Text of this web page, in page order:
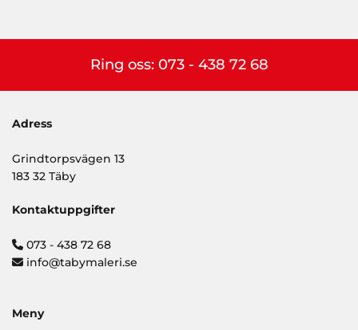
Ring oss: 073 - 438 72 68
Adress
Grindtorpsvägen 13
183 32 Täby
Kontaktuppgifter
 073 - 438 72 68
 info@tabymaleri.se
Meny